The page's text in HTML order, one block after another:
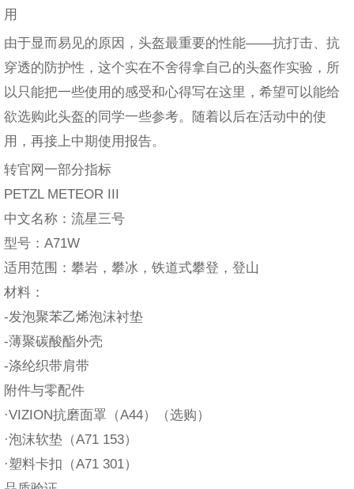
用
由于显而易见的原因，头盔最重要的性能——抗打击、抗
穿透的防护性，这个实在不舍得拿自己的头盔作实验，所
以只能把一些使用的感受和心得写在这里，希望可以能给
欲选购此头盔的同学一些参考。随着以后在活动中的使
用，再接上中期使用报告。
转官网一部分指标
PETZL METEOR III
中文名称：流星三号
型号：A71W
适用范围：攀岩，攀冰，铁道式攀登，登山
材料：
-发泡聚苯乙烯泡沫衬垫
-薄聚碳酸酯外壳
-涤纶织带肩带
附件与零配件
·VIZION抗磨面罩（A44）（选购）
·泡沫软垫（A71 153）
·塑料卡扣（A71 301）